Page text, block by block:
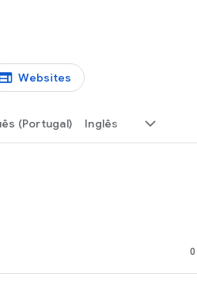
Websites
(Portugal) Inglês
0